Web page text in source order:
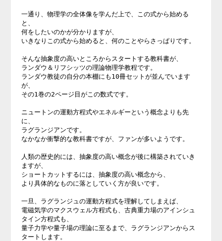
一通り、物理学の全体像を学んだ上で、この式から始める
と、
何をしたいのかが分かりますが、
いきなりこの式から始めると、何のことやらさっぱりです。
そんな抽象度の高いところからスタートする教科書が、
ランダウ＆リフシッツの理論物理学教程です。
ランダウ教徒の自分の本棚にも10冊セットが並んでいます
が、
その1巻の2ページ目がこの数式です。
ニュートンの運動方程式やエネルギーという概念よりも先
に、
ラグランジアンです。
なかなか衝撃的な教科書ですが、ファンが多いようです。
人類の歴史的には、抽象度の高い概念が後に構築されていき
ますが、
ショートカットするには、抽象度の高い概念から、
より具体的なものに落としていく方が良いです。
一旦、ラグランジュの運動方程式を理解してしまえば、
電磁気学のマクスウェル方程式も、古典重力場のアインシュ
タイン方程式も、
量子力学や量子場の理論に至るまで、ラグランジアンからス
タートします。